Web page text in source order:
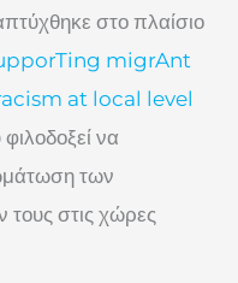
στο πλαίσιο
migrAnt
at local level
να
των
τους στις χώρες